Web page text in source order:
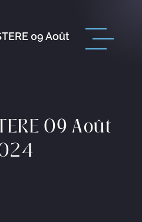
09 Août
09 Août